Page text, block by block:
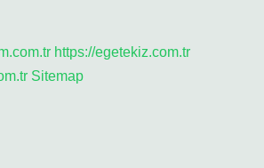
https://egetekiz.com.tr
Sitemap